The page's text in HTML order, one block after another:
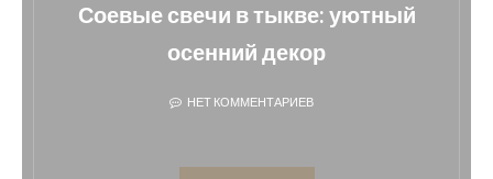
Соевые свечи в
роз: 8